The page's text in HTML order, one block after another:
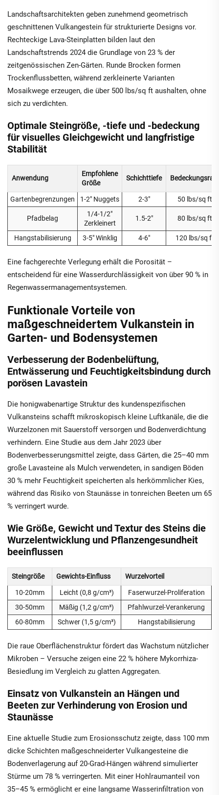
Landschaftsarchitekten geben zunehmend geometrisch
geschnittenen Vulkangestein für strukturierte Designs vor.
Rechteckige Lava-Steinplatten bilden laut den
Landschaftstrends 2024 die Grundlage von 23 % der
zeitgenössischen Zen-Gärten. Runde Brocken formen
Trockenflussbetten, während zerkleinerte Varianten
Mosaikwege erzeugen, die über 500 lbs/sq ft aushalten, ohne
sich zu verdichten.
Optimale Steingröße, -tiefe und -bedeckung
für visuelles Gleichgewicht und langfristige
Stabilität
Anwendung
Empfohlene
Größe
Schichttiefe Bedeckungsrate
Gartenbegrenzungen 1-2" Nuggets 2-3" 50 lbs/sq ft
Pfadbelag
1/4-1/2"
Zerkleinert
1.5-2" 80 lbs/sq ft
Hangstabilisierung 3-5" Winklig 4-6" 120 lbs/sq ft
Eine fachgerechte Verlegung erhält die Porosität –
entscheidend für eine Wasserdurchlässigkeit von über 90 % in
Regenwassermanagementsystemen.
Funktionale Vorteile von
maßgeschneidertem Vulkanstein in
Garten- und Bodensystemen
Verbesserung der Bodenbelüftung,
Entwässerung und Feuchtigkeitsbindung durch
porösen Lavastein
Die honigwabenartige Struktur des kundenspezifischen
Vulkansteins schafft mikroskopisch kleine Luftkanäle, die die
Wurzelzonen mit Sauerstoff versorgen und Bodenverdichtung
verhindern. Eine Studie aus dem Jahr 2023 über
Bodenverbesserungsmittel zeigte, dass Gärten, die 25–40 mm
große Lavasteine als Mulch verwendeten, in sandigen Böden
30 % mehr Feuchtigkeit speicherten als herkömmlicher Kies,
während das Risiko von Staunässe in tonreichen Beeten um 65
% verringert wurde.
Wie Größe, Gewicht und Textur des Steins die
Wurzelentwicklung und Pflanzengesundheit
beeinflussen
Steingröße Gewichts-Einfluss Wurzelvorteil
10-20mm Leicht (0,8 g/cm³)
Faserwurzel-Proliferation
30-50mm
Mäßig (1,2 g/cm³)
Pfahlwurzel-Verankerung
60-80mm
Schwer (1,5 g/cm³) Hangstabilisierung
Die raue Oberflächenstruktur fördert das Wachstum nützlicher
Mikroben – Versuche zeigen eine 22 % höhere Mykorrhiza-
Besiedlung im Vergleich zu glatten Aggregaten.
Einsatz von Vulkanstein an Hängen und
Beeten zur Verhinderung von Erosion und
Staunässe
Eine aktuelle Studie zum Erosionsschutz zeigte, dass 100 mm
dicke Schichten maßgeschneiderter Vulkangesteine die
Bodenverlagerung auf 20-Grad-Hängen während simulierter
Stürme um 78 % verringerten. Mit einer Hohlraumanteil von
35–45 % ermöglicht er eine langsame Wasserinfiltration von